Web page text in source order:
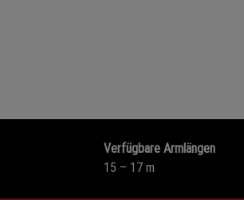
Verfügbare Armlängen
15 – 17 m